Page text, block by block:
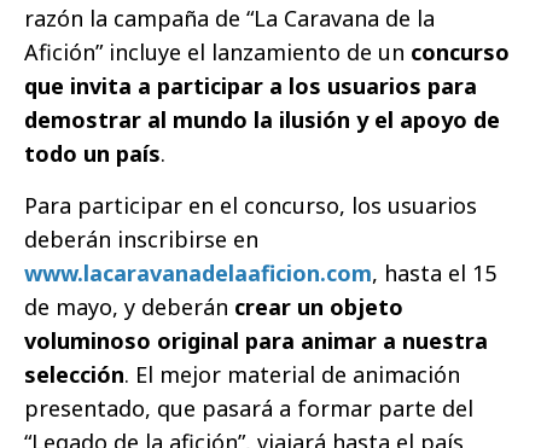
razón la campaña de “La Caravana de la
Afición” incluye el lanzamiento de un concurso
que invita a participar a los usuarios para
demostrar al mundo la ilusión y el apoyo de
todo un país.
Para participar en el concurso, los usuarios
deberán inscribirse en
www.lacaravanadelaaficion.com, hasta el 15
de mayo, y deberán crear un objeto
voluminoso original para animar a nuestra
selección. El mejor material de animación
presentado, que pasará a formar parte del
“Legado de la afición”, viajará hasta el país